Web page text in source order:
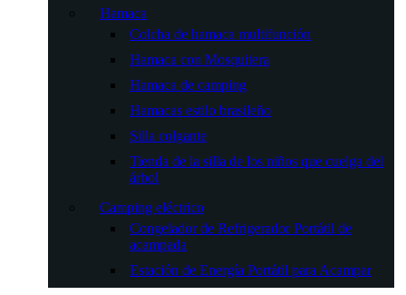
Hamaca
Colcha de hamaca multifunción
Hamaca con Mosquitera
Hamaca de camping
Hamacas estilo brasileño
Silla colgante
Tienda de la silla de los niños que cuelga del
árbol
Camping eléctrico
Congelador de Refrigerador Portátil de
acampada
Estación de Energía Portátil para Acampar